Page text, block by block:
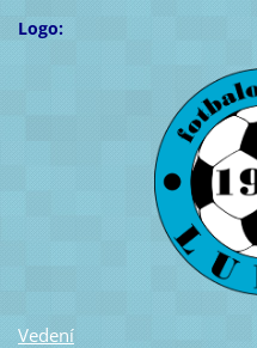
Logo:
Vedení